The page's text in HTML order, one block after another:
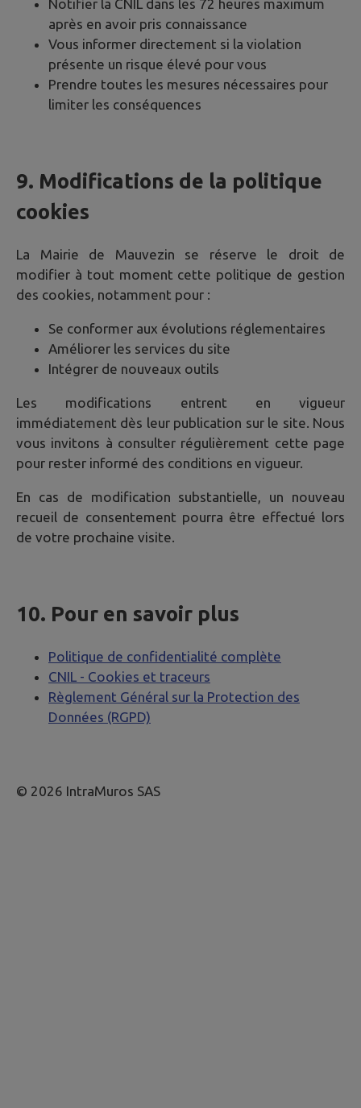
Notifier la CNIL dans les 72 heures maximum
après en avoir pris connaissance
Vous informer directement si la violation
présente un risque élevé pour vous
Prendre toutes les mesures nécessaires pour
limiter les conséquences
9. Modifications de la politique
cookies
La Mairie de Mauvezin se réserve le droit de
modifier à tout moment cette politique de gestion
des cookies, notamment pour :
Se conformer aux évolutions réglementaires
Améliorer les services du site
Intégrer de nouveaux outils
Les modifications entrent en vigueur
immédiatement dès leur publication sur le site. Nous
vous invitons à consulter régulièrement cette page
pour rester informé des conditions en vigueur.
En cas de modification substantielle, un nouveau
recueil de consentement pourra être effectué lors
de votre prochaine visite.
10. Pour en savoir plus
Politique de confidentialité complète
CNIL - Cookies et traceurs
Règlement Général sur la Protection des
Données (RGPD)
© 2026 IntraMuros SAS